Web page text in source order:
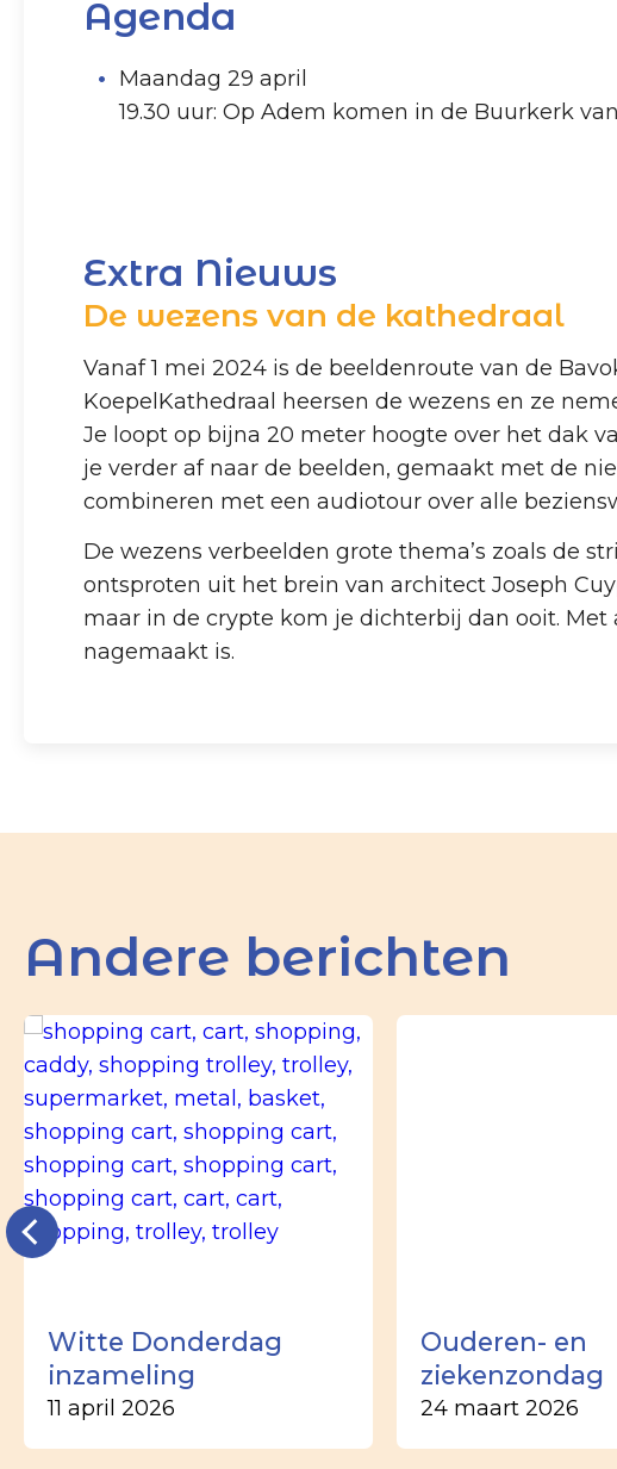
Agenda
Maandag 29 april
19.30 uur: Op Adem komen in de Buurkerk
Extra Nieuws
De wezens van de kathedraal
Vanaf 1 mei 2024 is de beeldenroute van de
KoepelKathedraal heersen de wezens en ze
Je loopt op bijna 20 meter hoogte over het dak
je verder af naar de beelden, gemaakt met de
combineren met een audiotour over alle
De wezens verbeelden grote thema’s zoals de
ontsproten uit het brein van architect Joseph
maar in de crypte kom je dichterbij dan ooit.
nagemaakt is.
Andere berichten
Witte Donderdag
inzameling
11 april 2026
Ouderen- en
ziekenzondag
24 maart 2026